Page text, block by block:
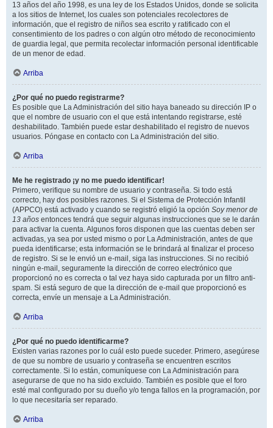
13 años del año 1998, es una ley de los Estados Unidos, donde se solicita
a los sitios de Internet, los cuales son potenciales recolectores de
información, que el registro de niños sea escrito y ratificado con el
consentimiento de los padres o con algún otro método de reconocimiento
de guardia legal, que permita recolectar información personal identificable
de un menor de edad.
Arriba
¿Por qué no puedo registrarme?
Es posible que La Administración del sitio haya baneado su dirección IP o
que el nombre de usuario con el que está intentando registrarse, esté
deshabilitado. También puede estar deshabilitado el registro de nuevos
usuarios. Póngase en contacto con La Administración del sitio.
Arriba
Me he registrado ¡y no me puedo identificar!
Primero, verifique su nombre de usuario y contraseña. Si todo está
correcto, hay dos posibles razones. Si el Sistema de Protección Infantil
(APPCO) está activado y cuando se registró eligió la opción Soy menor de
13 años entonces tendrá que seguir algunas instrucciones que se le darán
para activar la cuenta. Algunos foros disponen que las cuentas deben ser
activadas, ya sea por usted mismo o por La Administración, antes de que
pueda identificarse; esta información se le brindará al finalizar el proceso
de registro. Si se le envió un e-mail, siga las instrucciones. Si no recibió
ningún e-mail, seguramente la dirección de correo electrónico que
proporcionó no es correcta o tal vez haya sido capturada por un filtro anti-
spam. Si está seguro de que la dirección de e-mail que proporcionó es
correcta, envíe un mensaje a La Administración.
Arriba
¿Por qué no puedo identificarme?
Existen varias razones por lo cuál esto puede suceder. Primero, asegúrese
de que su nombre de usuario y contraseña se encuentren escritos
correctamente. Si lo están, comuníquese con La Administración para
asegurarse de que no ha sido excluido. También es posible que el foro
esté mal configurado por su dueño y/o tenga fallos en la programación, por
lo que necesitaría ser reparado.
Arriba